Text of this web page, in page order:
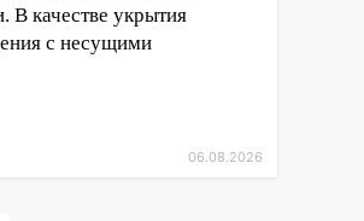
В качестве укрытия
с несущими
06.08.2026